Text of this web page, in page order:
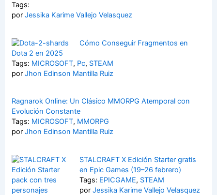
Tags:
porJessika Karime Vallejo Velasquez
Cómo Conseguir Fragmentos en
Dota 2 en 2025
Tags: MICROSOFT, Pc, STEAM
porJhon Edinson Mantilla Ruiz
Ragnarok Online: Un Clásico MMORPG Atemporal con
Evolución Constante
Tags: MICROSOFT, MMORPG
porJhon Edinson Mantilla Ruiz
STALCRAFT X Edición Starter gratis
en Epic Games (19–26 febrero)
Tags: EPICGAME, STEAM
por Jessika Karime Vallejo Velasquez